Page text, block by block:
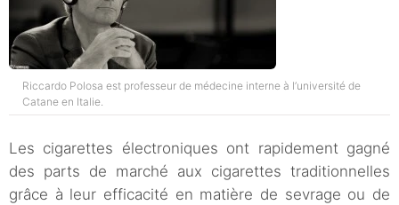
Riccardo Polosa est professeur de médecine interne à l’université de
Catane en Italie.
Les cigarettes électroniques ont rapidement gagné
des parts de marché aux cigarettes traditionnelles
grâce à leur efficacité en matière de sevrage ou de